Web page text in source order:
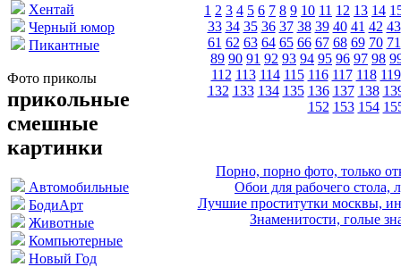
Хентай
Черный юмор
Пикантные
Фото приколы
прикольные
смешные
картинки
Автомобильные
БодиАрт
Животные
Компьютерные
Новый Год
1 2 3 4 5 6 7 8 9 10 11 12 13 14
33 34 35 36 37 38 39 40 41 42 43
61 62 63 64 65 66 67 68 69 70 71
89 90 91 92 93 94 95 96 97 98
112 113 114 115 116 117 118 119
132 133 134 135 136 137 138
152 153 154
Порно, порно фото, только
Обои для рабочего стола,
Лучшие проститутки москвы,
Знаменитости, голые